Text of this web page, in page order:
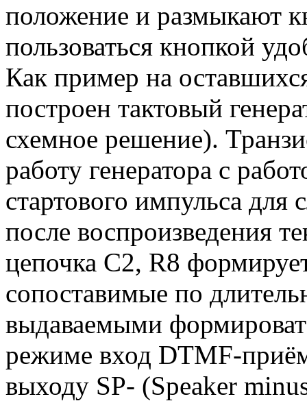
положение и размыкают
пользоваться кнопкой
Как пример на
построен тактовый
схемное решение).
работу генератора с
стартового импульса для
после воспроизведения
цепочка C2, R8
сопоставимые по
выдаваемыми
режиме вход DTMF-
выходу SP- (Speaker